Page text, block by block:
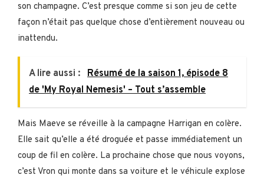
son champagne. C’est presque comme si son jeu de cette
façon n’était pas quelque chose d’entièrement nouveau ou
inattendu.
A lire aussi :
Résumé de la saison 1, épisode 8
de 'My Royal Nemesis' – Tout s’assemble
Mais Maeve se réveille à la campagne Harrigan en colère.
Elle sait qu’elle a été droguée et passe immédiatement un
coup de fil en colère. La prochaine chose que nous voyons,
c’est Vron qui monte dans sa voiture et le véhicule explose